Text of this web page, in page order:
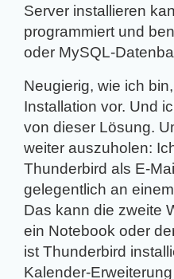
Server installieren
programmiert und
oder MySQL-
Neugierig, wie ich
Installation vor. Und
von dieser Lösung.
weiter auszuholen:
Thunderbird als E-
gelegentlich an
Das kann die zweite
ein Notebook oder
ist Thunderbird
Kalender-